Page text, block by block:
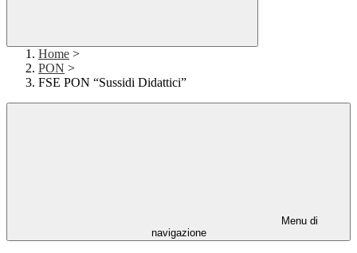
Home >
PON >
FSE PON “Sussidi Didattici”
Menu di
navigazione